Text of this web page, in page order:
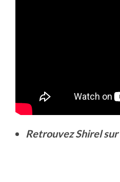
Retrouvez Shirel sur